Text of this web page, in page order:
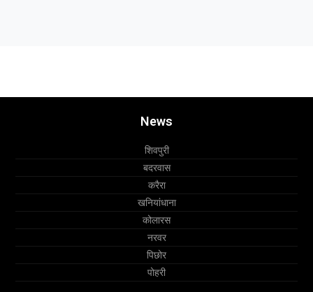
News
शिवपुरी
बदरवास
करैरा
खनियांधाना
कोलारस
नरवर
पिछोर
पोहरी